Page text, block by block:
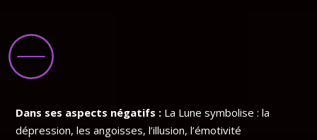
Dans ses aspects négatifs : La Lune symbolise : la
dépression, les angoisses, l’illusion, l’émotivité